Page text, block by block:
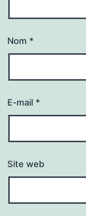
Nom *
E-mail *
Site web